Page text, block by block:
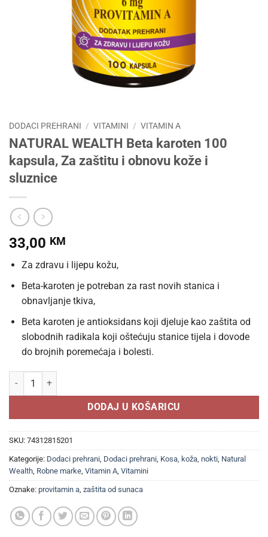
DODACI PREHRANI / VITAMINI / VITAMIN A
NATURAL WEALTH Beta karoten 100
kapsula, Za zaštitu i obnovu kože i
sluznice
33,00 KM
Za zdravu i lijepu kožu,
Beta-karoten je potreban za rast novih stanica i
obnavljanje tkiva,
Beta karoten je antioksidans koji djeluje kao zaštita od
slobodnih radikala koji oštećuju stanice tijela i dovode
do brojnih poremećaja i bolesti.
NATURAL WEALTH Beta karoten 100 kapsula, Za zaštitu i obnovu
DODAJ U KOŠARICU
SKU: 74312815201
Kategorije: Dodaci prehrani, Dodaci prehrani, Kosa, koža, nokti, Natural
Wealth, Robne marke, Vitamin A, Vitamini
Oznake: provitamin a, zaštita od sunaca